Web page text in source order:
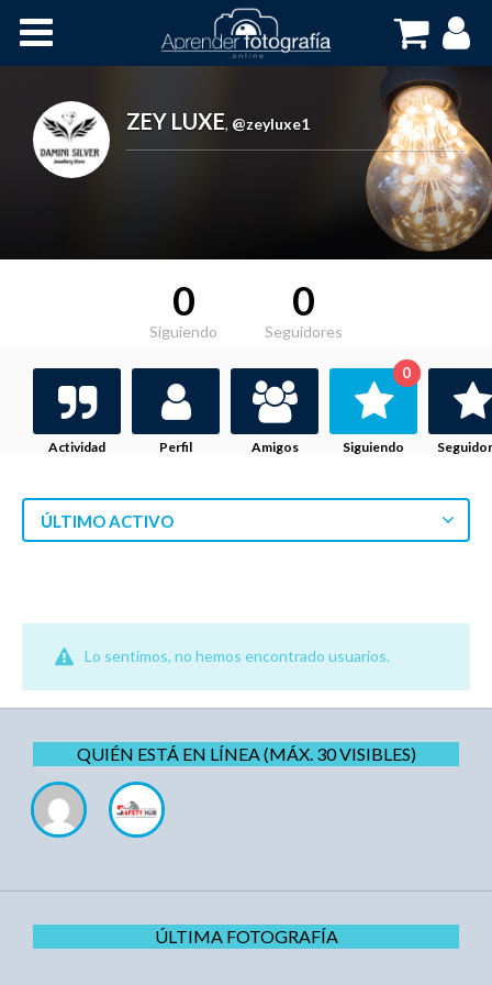
Cursos OnLine
ZEY LUXE, @zeyluxe1
0
Siguiendo
0
Seguidores
Actividad Perfil Amigos Siguiendo
0
ÚLTIMO ACTIVO
Lo sentimos, no hemos encontrado usuarios.
QUIÉN ESTÁ EN LÍNEA (MÁX. 30 VISIBLES)
ÚLTIMA FOTOGRAFÍA